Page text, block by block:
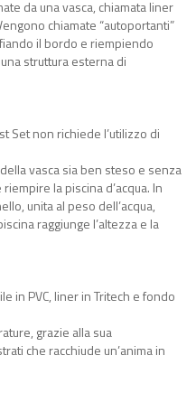
da una vasca, chiamata liner
chiamate “autoportanti”
il bordo e riempiendo
struttura esterna di
Set non richiede l’utilizzo di
vasca sia ben steso e senza
la piscina d’acqua. In
unita al peso dell’acqua,
raggiunge l’altezza e la
in PVC, liner in Tritech e fondo
grazie alla sua
che racchiude un’anima in